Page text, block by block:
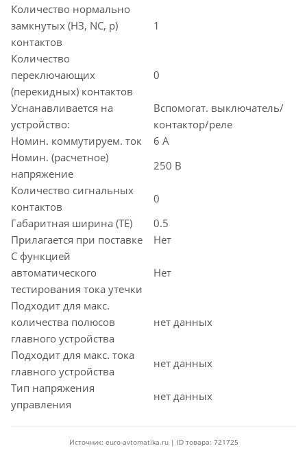
Количество нормально
замкнутых (НЗ, NC, р)
контактов
1
Количество
переключающих
(перекидных) контактов
0
Уснанавливается на
устройство:
Вспомогат. выключатель/
контактор/реле
Номин. коммутируем. ток
6 А
Номин. (расчетное)
напряжение
250 В
Количество сигнальных
контактов
0
Габаритная ширина (TE)
0.5
Прилагается при поставке
Нет
С функцией
автоматического
тестирования тока утечки
Нет
Подходит для макс.
количества полюсов
главного устройства
нет данных
Подходит для макс. тока
главного устройства
нет данных
Тип напряжения
управления
нет данных
Источник: euro-avtomatika.ru | ID товара: 721725